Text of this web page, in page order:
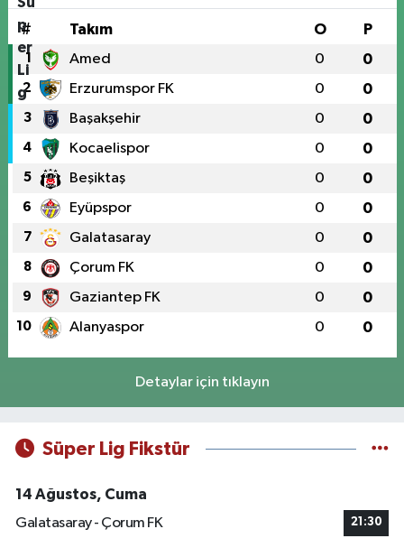
# Takım O P
1 Amed 0 0
2 Erzurumspor FK 0 0
3 Başakşehir 0 0
4 Kocaelispor 0 0
5 Beşiktaş 0 0
6 Eyüpspor 0 0
7 Galatasaray 0 0
8 Çorum FK 0 0
9 Gaziantep FK 0 0
10 Alanyaspor 0 0
Detaylar için tıklayın
Süper Lig Fikstür
14 Ağustos, Cuma
Galatasaray - Çorum FK
21:30